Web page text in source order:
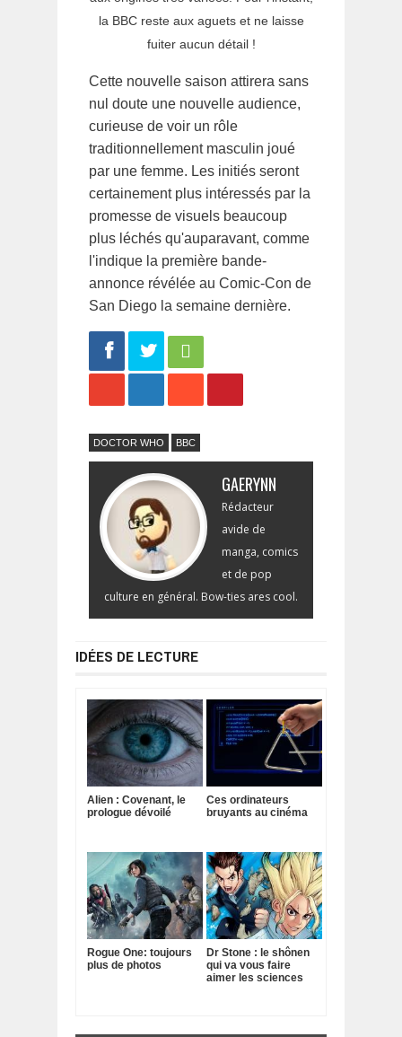
la BBC reste aux aguets et ne laisse
fuiter aucun détail !
Cette nouvelle saison attirera sans
nul doute une nouvelle audience,
curieuse de voir un rôle
traditionnellement masculin joué
par une femme. Les initiés seront
certainement plus intéressés par la
promesse de visuels beaucoup
plus léchés qu'auparavant, comme
l'indique la première bande-
annonce révélée au Comic-Con de
San Diego la semaine dernière.
DOCTOR WHO BBC
GAERYNN
Rédacteur
avide de
manga, comics
et de pop
culture en général. Bow-ties ares cool.
IDÉES DE LECTURE
Alien : Covenant, le
prologue dévoilé
Ces ordinateurs
bruyants au cinéma
Rogue One: toujours
plus de photos
Dr Stone : le shônen
qui va vous faire
aimer les sciences